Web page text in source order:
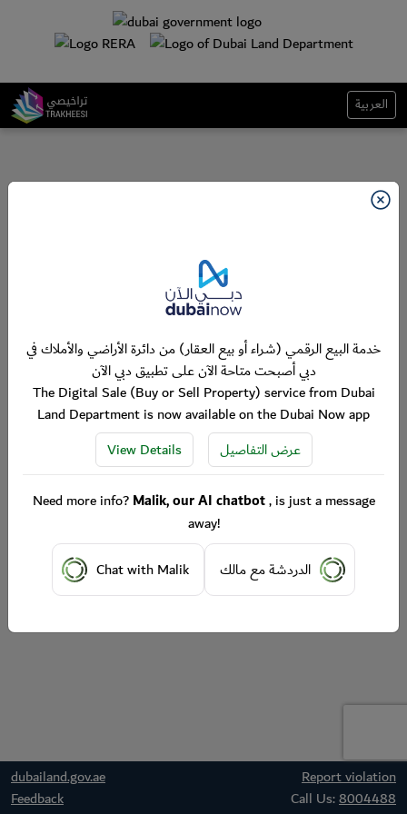
العربية
dubailand.gov.ae
Report violation
Feedback
Call Us:8004488
خدمة البيع الرقمي (شراء أو بيع العقار) من دائرة الأراضي والأملاك في
دبي أصبحت متاحة الآن على تطبيق دبي الآن
The Digital Sale (Buy or Sell Property) service from Dubai
Land Department is now available on the Dubai Now app
View Details
عرض التفاصيل
Need more info?Malik, our AI chatbot, is just a message
away!
Chat with Malik
الدردشة مع مالك